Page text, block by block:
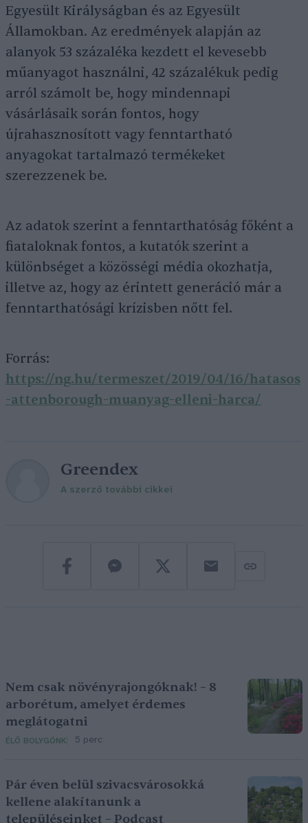
Egyesült Királyságban és az Egyesült
Államokban. Az eredmények alapján az
alanyok 53 százaléka kezdett el kevesebb
műanyagot használni, 42 százalékuk pedig
arról számolt be, hogy mindennapi
vásárlásaik során fontos, hogy
újrahasznosított vagy fenntartható
anyagokat tartalmazó termékeket
szerezzenek be.
Az adatok szerint a fenntarthatóság főként a
fiataloknak fontos, a kutatók szerint a
különbséget a közösségi média okozhatja,
illetve az, hogy az érintett generáció már a
fenntarthatósági krízisben nőtt fel.
Forrás:
https://ng.hu/termeszet/2019/04/16/hatasos
-attenborough-muanyag-elleni-harca/
Greendex
A szerző további cikkei
Nem csak növényrajongóknak! – 8
arborétum, amelyet érdemes
meglátogatni
ÉLŐ BOLYGÓNK 5 perc
Pár éven belül szivacsvárosokká
kellene alakítanunk a
településeinket – Podcast